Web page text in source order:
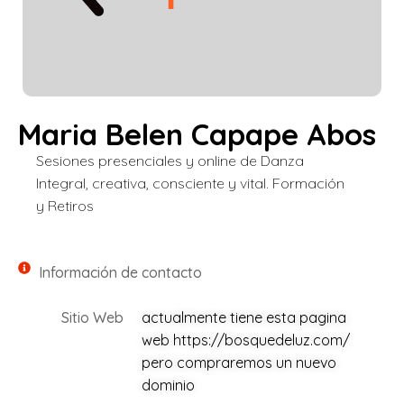
Maria Belen Capape Abos
Sesiones presenciales y online de Danza
Integral, creativa, consciente y vital. Formación
y Retiros
Información de contacto
Sitio Web
actualmente tiene esta pagina
web https://bosquedeluz.com/
pero compraremos un nuevo
dominio